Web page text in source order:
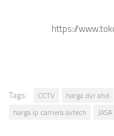
https://
Tags: CCTV harga dvr ahd
harga ip camera avtech